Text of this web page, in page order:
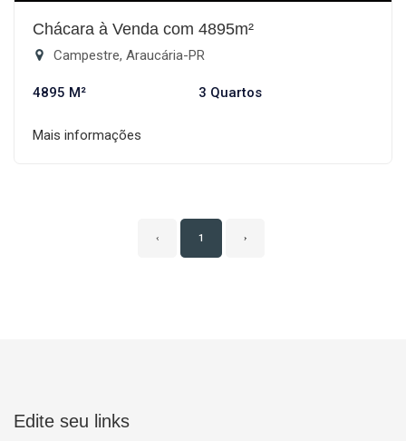
Chácara à Venda com 4895m²
Campestre, Araucária-PR
4895 M² 3 Quartos
Mais informações
‹ 1 ›
Edite seu links